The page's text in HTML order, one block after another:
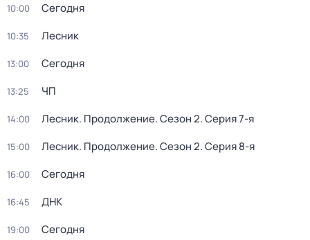
10:00 Сегодня
10:35 Лесник
13:00 Сегодня
13:25 ЧП
14:00 Лесник. Продолжение. Сезон 2. Серия 7-я
15:00 Лесник. Продолжение. Сезон 2. Серия 8-я
16:00 Сегодня
16:45 ДНК
19:00 Сегодня